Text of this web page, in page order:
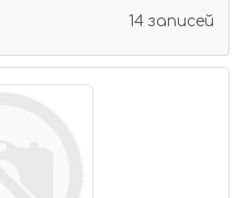
14 записей